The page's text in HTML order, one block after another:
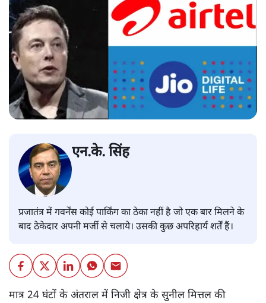
एन.के. सिंह
प्रजातंत्र में गवर्नेंस कोई पार्किंग का ठेका नहीं है जो एक बार मिलने के
बाद ठेकेदार अपनी मर्जी से चलाये। उसकी कुछ अपरिहार्य शर्तें हैं।
मात्र 24 घंटों के अंतराल में निजी क्षेत्र के सुनील मित्तल की